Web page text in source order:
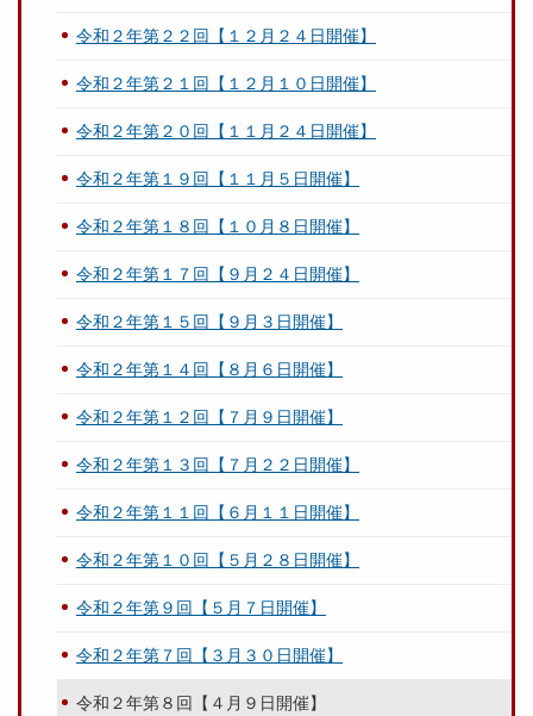
令和２年第２２回【１２月２４日開催】
令和２年第２１回【１２月１０日開催】
令和２年第２０回【１１月２４日開催】
令和２年第１９回【１１月５日開催】
令和２年第１８回【１０月８日開催】
令和２年第１７回【９月２４日開催】
令和２年第１５回【９月３日開催】
令和２年第１４回【８月６日開催】
令和２年第１２回【７月９日開催】
令和２年第１３回【７月２２日開催】
令和２年第１１回【６月１１日開催】
令和２年第１０回【５月２８日開催】
令和２年第９回【５月７日開催】
令和２年第７回【３月３０日開催】
令和２年第８回【４月９日開催】